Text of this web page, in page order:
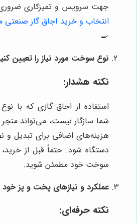
جهت سرویس و تمیزکاری
انتخاب و خرید اجاق گاز صنعتی
🍳
نوع سوخت مورد نیاز را تعیین
نکته هشدار:
استفاده از اجاق گازی که با
شما سازگار نیست، می‌تواند
هزینه‌های اضافی برای تبدیل
دستگاه شود. حتماً قبل از خرید،
سوخت خود مطمئن شوید.
عملکرد و نیازهای پخت و پز
نکته حرفه‌ای: